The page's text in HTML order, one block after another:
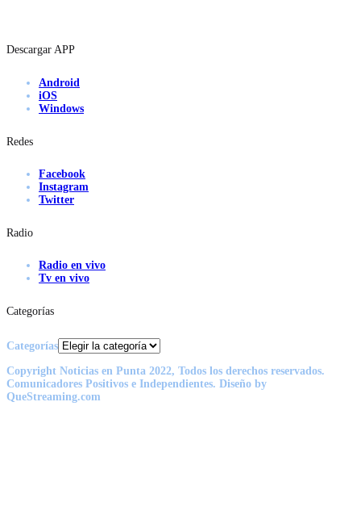
Descargar APP
Android
iOS
Windows
Redes
Facebook
Instagram
Twitter
Radio
Radio en vivo
Tv en vivo
Categorías
Categorías
Copyright Noticias en Punta 2022, Todos los derechos reservados.
Comunicadores Positivos e Independientes. Diseño by
QueStreaming.com